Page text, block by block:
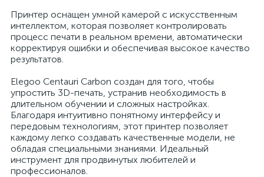
Принтер оснащен умной камерой с искусственным
интеллектом, которая позволяет контролировать
процесс печати в реальном времени, автоматически
корректируя ошибки и обеспечивая высокое качество
результатов.
Elegoo Centauri Carbon создан для того, чтобы
упростить 3D-печать, устранив необходимость в
длительном обучении и сложных настройках.
Благодаря интуитивно понятному интерфейсу и
передовым технологиям, этот принтер позволяет
каждому легко создавать качественные модели, не
обладая специальными знаниями. Идеальный
инструмент для продвинутых любителей и
профессионалов.